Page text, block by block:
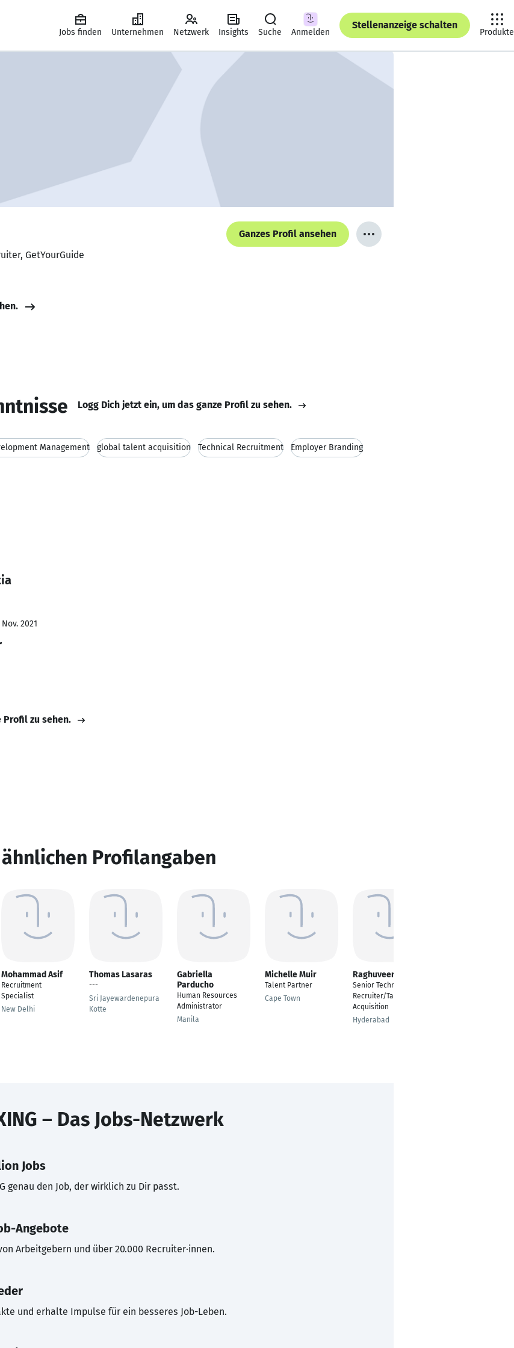
Jobs finden Unternehmen Netzwerk Insights Suche Anmelden
Stellenanzeige schalten
Produkte
Ganzes Profil ansehen
GetYourGuide
Logg Dich jetzt ein, um das ganze Profil zu sehen.
Management global talent acquisition Technical Recruitment Employer Branding
2021
Profil zu sehen.
Profilangaben
Mohammad Asif
Recruitment
Specialist
New Delhi
Thomas Lasaras
---
Sri Jayewardenepura
Kotte
Gabriella
Parducho
Human Resources
Administrator
Manila
Michelle Muir
Talent Partner
Cape Town
Raghuveer Kotla
Senior Technical
Recruiter/Talent
Acquisition
Hyderabad
– Das Jobs-Netzwerk
Jobs
genau den Job, der wirklich zu Dir passt.
Angebote
Arbeitgebern und über 20.000 Recruiter·innen.
und erhalte Impulse für ein besseres Job-Leben.